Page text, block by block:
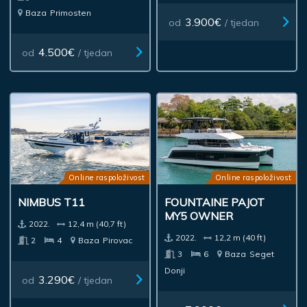
Baza Primosten
od 4.500€ / tjedan
od 3.900€ / tjedan
Online raspoloživost
NIMBUS T11
2022.
12,4 m (40,7 ft)
2
4 Baza Pirovac
od 3.290€ / tjedan
Online raspoloživost
FOUNTAINE PAJOT
MY5 OWNER
2022.
12,2 m (40 ft)
3
6 Baza Seget
Donji